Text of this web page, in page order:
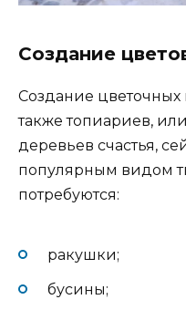
Создание
Создание
также топиариев,
деревьев счастья,
популярным видом
потребуются:
ракушки;
бусины;